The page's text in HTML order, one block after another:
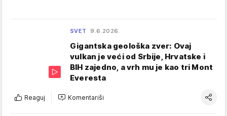
SVET 9.6.2026.
Gigantska geološka zver: Ovaj
vulkan je veći od Srbije, Hrvatske i
BIH zajedno, a vrh mu je kao tri Mont
Everesta
Reaguj Komentariši